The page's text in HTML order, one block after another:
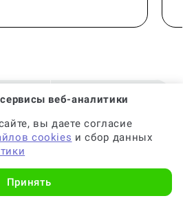
для
Специалист с опытом
веб-аналитики
вы даете согласие
cookies и сбор данных
Принять